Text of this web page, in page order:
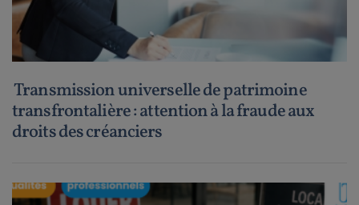
Transmission universelle de patrimoine
transfrontalière : attention à la fraude aux
droits des créanciers